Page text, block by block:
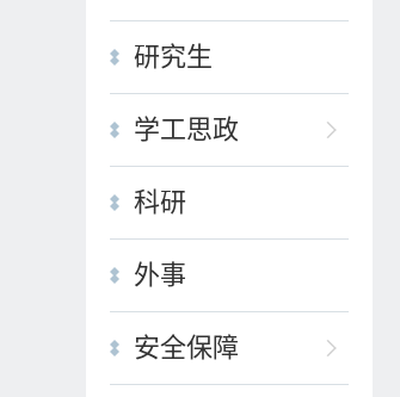
研究生
学工思政
科研
外事
安全保障